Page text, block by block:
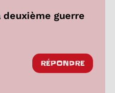
guerre
les réactions
RÉPONDRE